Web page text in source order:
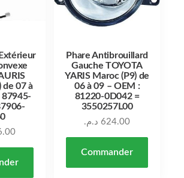
de 07 à
87945-
Phare Antibrouillard
Gauche TOYOTA
YARIS Maroc (P9) de
06 à 09 – OEM :
81220-0D042 =
3550257L00
624.00 د.م.
Commander